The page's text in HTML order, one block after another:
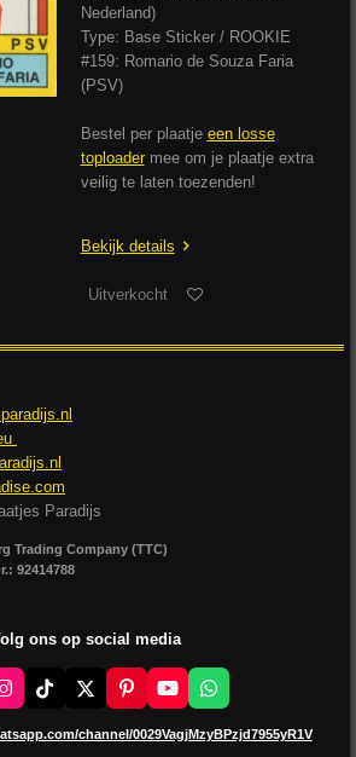
Nederland)
Type: Base Sticker / ROOKIE
#159: Romario de Souza Faria
(PSV)
Bestel per plaatje een losse
toploadermee om je plaatje extra
veilig te laten toezenden!
Bekijk details
Uitverkocht
Paradijs
Trading Company (TTC)
92414788
ons op social media
I
n
s
T
k
X
P
i
n
Y
o
u
W
h
a
channel/0029VagjMzyBPzjd7955yR1V